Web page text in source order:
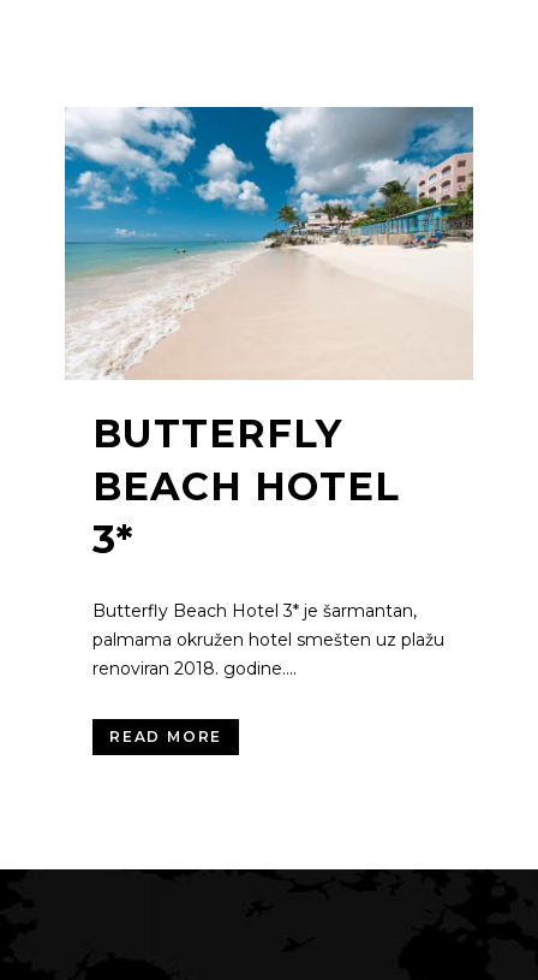
BUTTERFLY
BEACH HOTEL
3*
Butterfly Beach Hotel 3* je šarmantan,
palmama okružen hotel smešten uz plažu
renoviran 2018. godine....
READ MORE